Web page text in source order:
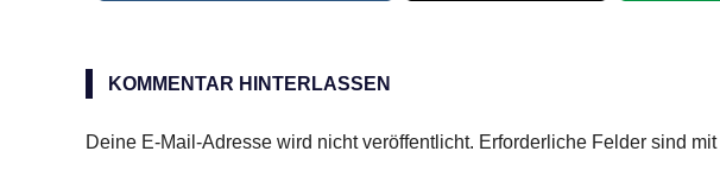
Magermilchjoghurt
KOMMENTAR HINTERLASSEN
Deine E-Mail-Adresse wird nicht veröffentlicht. Erforderliche Felder sind mit